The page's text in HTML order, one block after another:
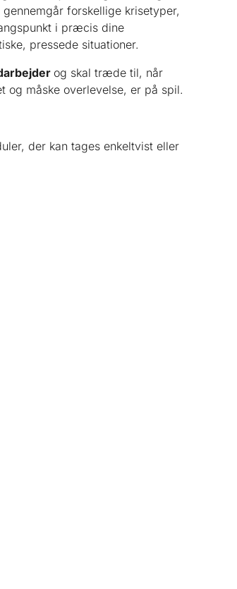
forskellige krisetyper,
i præcis dine
pressede situationer.
og skal træde til, når
og måske overlevelse, er på spil.
der kan tages enkeltvist eller